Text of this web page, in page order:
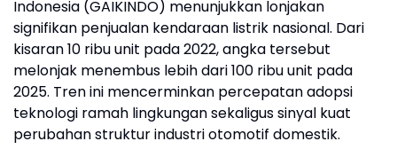
Indonesia (GAIKINDO) menunjukkan lonjakan
signifikan penjualan kendaraan listrik nasional. Dari
kisaran 10 ribu unit pada 2022, angka tersebut
melonjak menembus lebih dari 100 ribu unit pada
2025. Tren ini mencerminkan percepatan adopsi
teknologi ramah lingkungan sekaligus sinyal kuat
perubahan struktur industri otomotif domestik.